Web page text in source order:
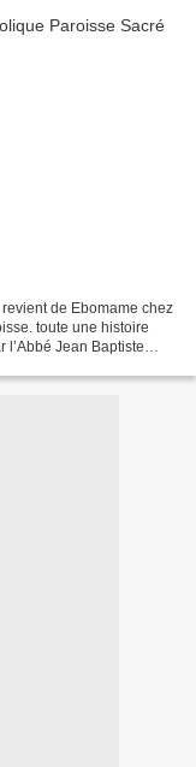
de Ebomame chez
toute une histoire
Jean Baptiste